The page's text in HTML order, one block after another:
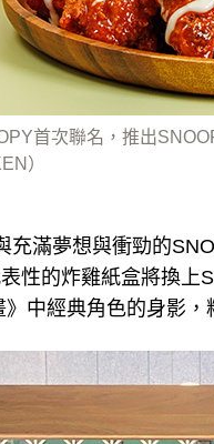
首次聯名，推出
）
充滿夢想與衝勁的
性的炸雞紙盒將換上
中經典角色的身影，